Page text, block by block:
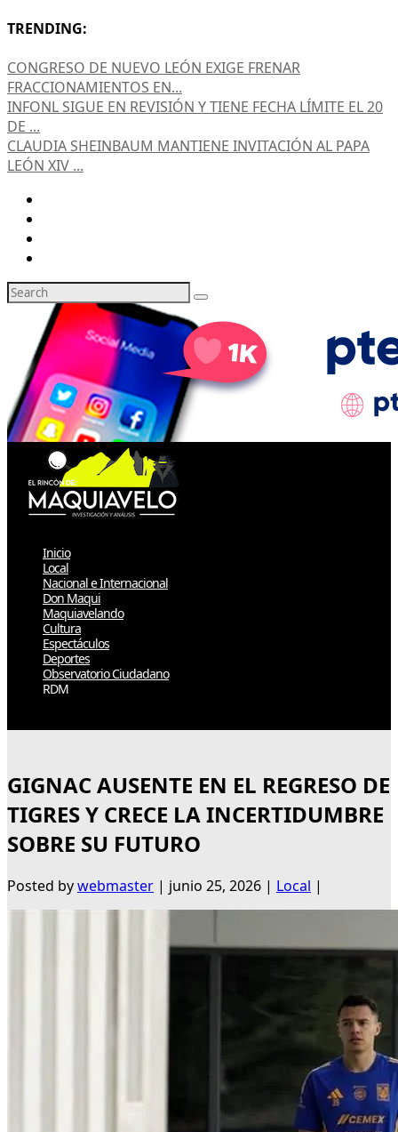
TRENDING:
CONGRESO DE NUEVO LEÓN EXIGE FRENAR
FRACCIONAMIENTOS EN...
INFONL SIGUE EN REVISIÓN Y TIENE FECHA LÍMITE EL 20
DE ...
CLAUDIA SHEINBAUM MANTIENE INVITACIÓN AL PAPA
LEÓN XIV ...
Inicio
Local
Nacional e Internacional
Don Maqui
Maquiavelando
Cultura
Espectáculos
Deportes
Observatorio Ciudadano
RDM
GIGNAC AUSENTE EN EL REGRESO DE
TIGRES Y CRECE LA INCERTIDUMBRE
SOBRE SU FUTURO
Posted bywebmaster | junio 25, 2026 | Local |